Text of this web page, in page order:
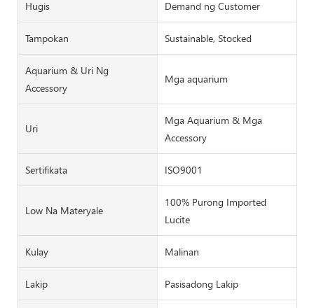
Hugis Demand ng Customer
Tampokan Sustainable, Stocked
Aquarium & Uri Ng
Accessory
Mga aquarium
Uri
Mga Aquarium & Mga
Accessory
Sertifikata ISO9001
Low Na Materyale
100% Purong Imported
Lucite
Kulay Malinan
Lakip Pasisadong Lakip